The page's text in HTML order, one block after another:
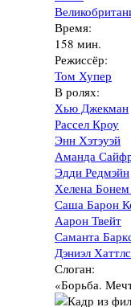
Время:
158 мин.
Режиссёр:
Том Хупер
В ролях:
Хью Джекман
Рассел Кроу
Энн Хэтэуэй
Аманда
Эдди Редмэйн
Хелена
Саша Барон
Аарон Твейт
Саманта
Дэниэл
Слоган:
«Борьба.